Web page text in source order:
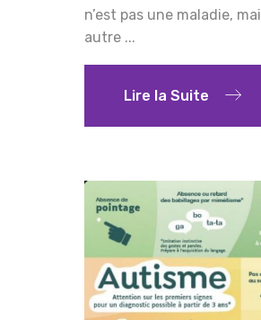
n’est pas une maladie,
autre ...
Lire la Suite